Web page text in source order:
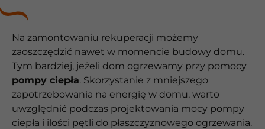
Na zamontowaniu rekuperacji możemy
zaoszczędzić nawet w momencie budowy domu.
Tym bardziej, jeżeli dom ogrzewamy przy pomocy
pompy ciepła. Skorzystanie z mniejszego
zapotrzebowania na energię w domu, warto
uwzględnić podczas projektowania mocy pompy
ciepła i ilości pętli do płaszczyznowego ogrzewania.